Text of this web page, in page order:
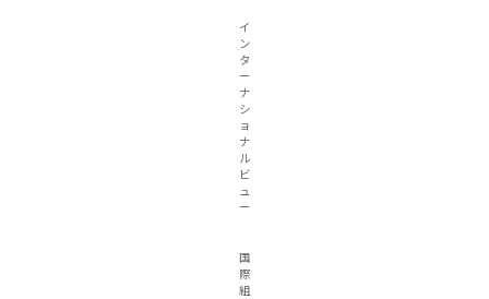
イ
ン
タ
ー
ナ
シ
ョ
ナ
ル
ビ
ュ
ー
国
際
組